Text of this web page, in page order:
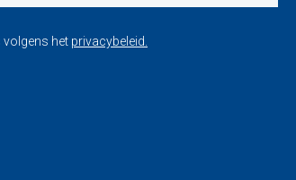
volgens het privacybeleid.